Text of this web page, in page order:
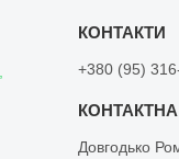
+380 (95)
Довгодько